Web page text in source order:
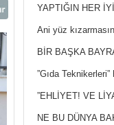
YAPTIĞIN HER
Ani yüz
Yanak)
BİR BAŞKA
”Gıda
”EHLİYET! VE
NE BU DÜNYA